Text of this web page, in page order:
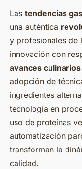
Las tendencias
una auténtica
y profesionales de
innovación con
avances culinarios
adopción de
ingredientes
tecnología en
uso de proteínas
automatización
transforman la
calidad.